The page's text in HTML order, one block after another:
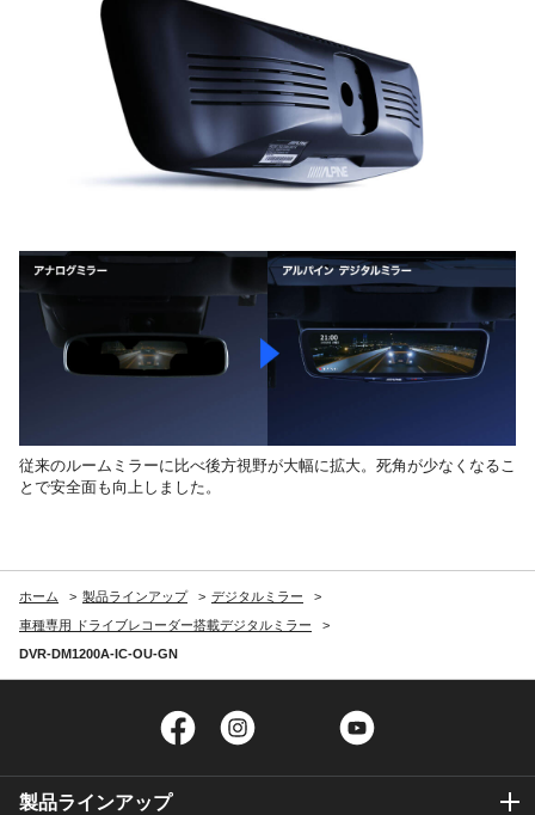
従来のルームミラーに比べ後方視野が大幅に拡大。死角が少なくなるこ
とで安全面も向上しました。
ホーム 製品ラインアップ
デジタルミラー
車種専用 ドライブレコーダー搭載デジタルミラー
DVR-DM1200A-IC-OU-GN
Facebook Twitter
製品ラインアップ